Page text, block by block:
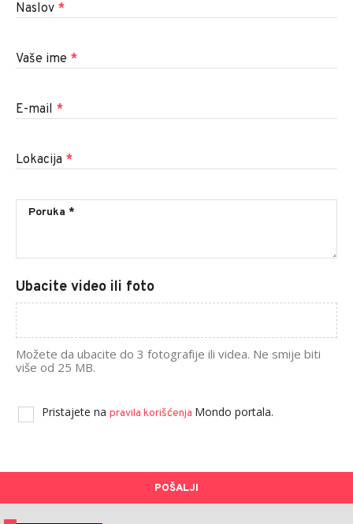
Naslov *
Vaše ime *
E-mail *
Lokacija *
Ubacite video ili foto
Možete da ubacite do 3 fotografije ili videa. Ne smije biti
više od 25 MB.
Pristajete na pravila korišćenja Mondo portala.
POŠALJI